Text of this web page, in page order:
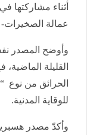
أثناء مشاركتها
عمالة الصخيرات-
وأوضح المصدر
القليلة
للوقاية المدنية.
وأكدّ مصدر